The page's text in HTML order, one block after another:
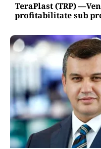
TeraPlast (TRP)
profitabilitate sub